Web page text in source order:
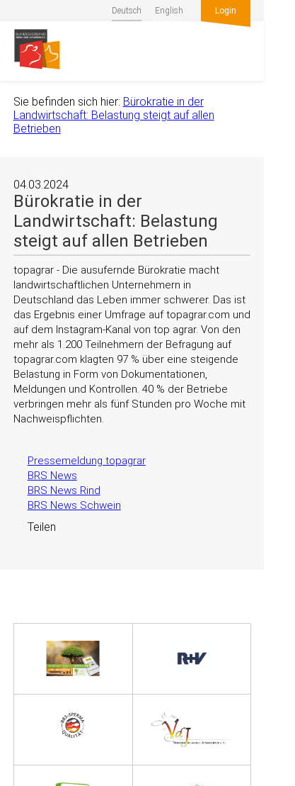
Deutsch English Login
Sie befinden sich hier: Bürokratie in der
Landwirtschaft: Belastung steigt auf allen
Betrieben
04.03.2024
Bürokratie in der
Landwirtschaft: Belastung
steigt auf allen Betrieben
topagrar - Die ausufernde Bürokratie macht
landwirtschaftlichen Unternehmern in
Deutschland das Leben immer schwerer. Das ist
das Ergebnis einer Umfrage auf topagrar.com und
auf dem Instagram-Kanal von top agrar. Von den
mehr als 1.200 Teilnehmern der Befragung auf
topagrar.com klagten 97 % über eine steigende
Belastung in Form von Dokumentationen,
Meldungen und Kontrollen. 40 % der Betriebe
verbringen mehr als fünf Stunden pro Woche mit
Nachweispflichten.
Pressemeldung topagrar
BRS News
BRS News Rind
BRS News Schwein
Teilen